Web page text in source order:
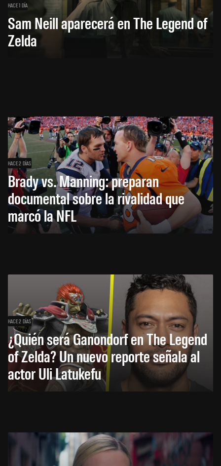
HACE 1 DÍA
Sam Neill aparecerá en The Legend of
Zelda
HACE 2 DÍAS
Brady vs. Manning: preparan
documental sobre la rivalidad que
marcó la NFL
HACE 2 DÍAS
¿Quién será Ganondorf en The Legend
of Zelda? Un nuevo reporte señala al
actor Uli Latukefu